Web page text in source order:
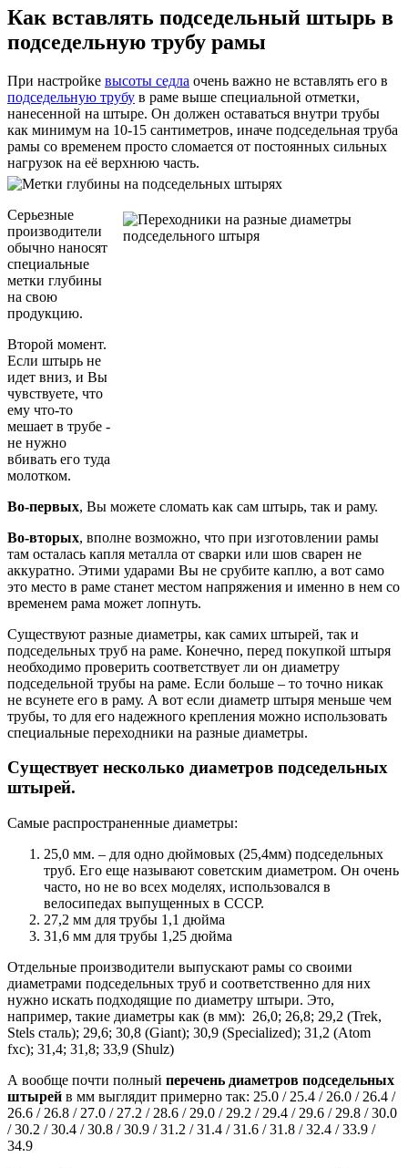
Как вставлять подседельный штырь в
подседельную трубу рамы
При настройке высоты седла очень важно не вставлять его в
подседельную трубу в раме выше специальной отметки,
нанесенной на штыре. Он должен оставаться внутри трубы
как минимум на 10-15 сантиметров, иначе подседельная труба
рамы со временем просто сломается от постоянных сильных
нагрузок на её верхнюю часть.
Серьезные
производители
обычно наносят
специальные
метки глубины
на свою
продукцию.
Второй момент.
Если штырь не
идет вниз, и Вы
чувствуете, что
ему что-то
мешает в трубе -
не нужно
вбивать его туда
молотком.
Во-первых, Вы можете сломать как сам штырь, так и раму.
Во-вторых, вполне возможно, что при изготовлении рамы
там осталась капля металла от сварки или шов сварен не
аккуратно. Этими ударами Вы не срубите каплю, а вот само
это место в раме станет местом напряжения и именно в нем со
временем рама может лопнуть.
Существуют разные диаметры, как самих штырей, так и
подседельных труб на раме. Конечно, перед покупкой штыря
необходимо проверить соответствует ли он диаметру
подседельной трубы на раме. Если больше – то точно никак
не всунете его в раму. А вот если диаметр штыря меньше чем
трубы, то для его надежного крепления можно использовать
специальные переходники на разные диаметры.
Существует несколько диаметров подседельных
штырей.
Самые распространенные диаметры:
25,0 мм. – для одно дюймовых (25,4мм) подседельных
труб. Его еще называют советским диаметром. Он очень
часто, но не во всех моделях, использовался в
велосипедах выпущенных в СССР.
27,2 мм для трубы 1,1 дюйма
31,6 мм для трубы 1,25 дюйма
Отдельные производители выпускают рамы со своими
диаметрами подседельных труб и соответственно для них
нужно искать подходящие по диаметру штыри. Это,
например, такие диаметры как (в мм): 26,0; 26,8; 29,2 (Trek,
Stels сталь); 29,6; 30,8 (Giant); 30,9 (Specialized); 31,2 (Atom
fxc); 31,4; 31,8; 33,9 (Shulz)
А вообще почти полный перечень диаметров подседельных
штырей в мм выглядит примерно так: 25.0 / 25.4 / 26.0 / 26.4 /
26.6 / 26.8 / 27.0 / 27.2 / 28.6 / 29.0 / 29.2 / 29.4 / 29.6 / 29.8 / 30.0
/ 30.2 / 30.4 / 30.8 / 30.9 / 31.2 / 31.4 / 31.6 / 31.8 / 32.4 / 33.9 /
34.9